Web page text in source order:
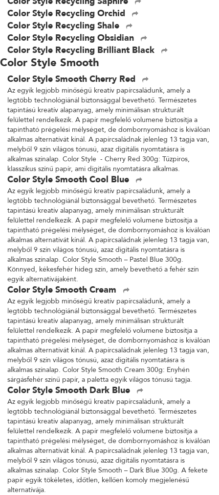
Color Style Recycling Orchid
Color Style Recycling Shale
Color Style Recycling Obsidian
Color Style Recycling Brilliant Black
Color Style Smooth
Color Style Smooth Cherry Red
Az egyik legjobb minőségű kreatív papírcsaládunk, amely a
legtöbb technológiánál biztonsággal bevethető. Természetes
tapintású kreatív alapanyag, amely minimálisan strukturált
felülettel rendelkezik. A papír megfelelő volumene biztosítja a
tapintható prégelési mélységet, de dombornyomáshoz is kiválóan
alkalmas alternatívát kínál. A papírcsaládnak jelenleg 13 tagja van,
melyből 9 szín világos tónusú, azaz digitális nyomtatásra is
alkalmas színalap. Color Style - Cherry Red 300g: Tűzpiros,
klasszikus színű papír, ami digitális nyomtatásra alkalmas.
Color Style Smooth Cool Blue
Az egyik legjobb minőségű kreatív papírcsaládunk, amely a
legtöbb technológiánál biztonsággal bevethető. Természetes
tapintású kreatív alapanyag, amely minimálisan strukturált
felülettel rendelkezik. A papír megfelelő volumene biztosítja a
tapintható prégelési mélységet, de dombornyomáshoz is kiválóan
alkalmas alternatívát kínál. A papírcsaládnak jelenleg 13 tagja van,
melyből 9 szín világos tónusú, azaz digitális nyomtatásra is
alkalmas színalap. Color Style Smooth – Pastel Blue 300g.
Könnyed, kékesfehér hideg szín, amely bevethető a fehér szín
egyik alternatívájaként.
Color Style Smooth Cream
Az egyik legjobb minőségű kreatív papírcsaládunk, amely a
legtöbb technológiánál biztonsággal bevethető. Természetes
tapintású kreatív alapanyag, amely minimálisan strukturált
felülettel rendelkezik. A papír megfelelő volumene biztosítja a
tapintható prégelési mélységet, de dombornyomáshoz is kiválóan
alkalmas alternatívát kínál. A papírcsaládnak jelenleg 13 tagja van,
melyből 9 szín világos tónusú, azaz digitális nyomtatásra is
alkalmas színalap. Color Style Smooth Cream 300g: Enyhén
sárgásfehér színű papír, a paletta egyik világos tónusú tagja.
Color Style Smooth Dark Blue
Az egyik legjobb minőségű kreatív papírcsaládunk, amely a
legtöbb technológiánál biztonsággal bevethető. Természetes
tapintású kreatív alapanyag, amely minimálisan strukturált
felülettel rendelkezik. A papír megfelelő volumene biztosítja a
tapintható prégelési mélységet, de dombornyomáshoz is kiválóan
alkalmas alternatívát kínál. A papírcsaládnak jelenleg 13 tagja van,
melyből 9 szín világos tónusú, azaz digitális nyomtatásra is
alkalmas színalap. Color Style Smooth – Dark Blue 300g. A fekete
papír egyik tökéletes, időtlen, kellően komoly megjelenésű
alternatívája.